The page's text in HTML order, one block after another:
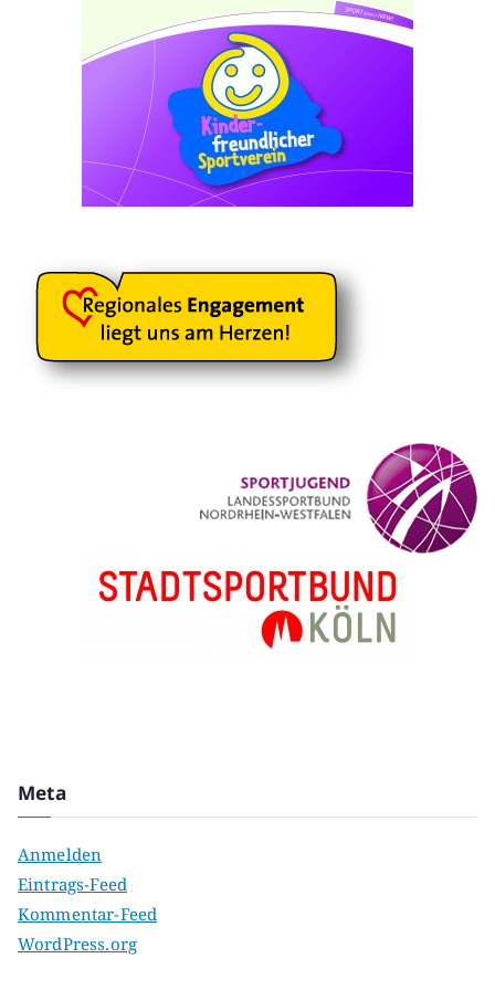
Meta
Anmelden
Eintrags-Feed
Kommentar-Feed
WordPress.org